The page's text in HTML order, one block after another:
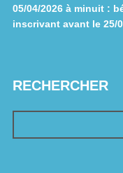
05/04/2026 à minuit :
inscrivant avant le 25/
RECHERCHER